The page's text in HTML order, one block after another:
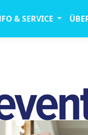
& SERVICE